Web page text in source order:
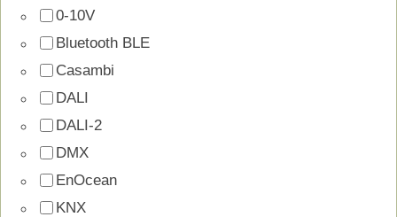
0-10V
Bluetooth BLE
Casambi
DALI
DALI-2
DMX
EnOcean
KNX